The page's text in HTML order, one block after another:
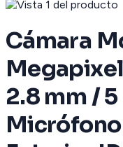
Cámara
2.8 mm /